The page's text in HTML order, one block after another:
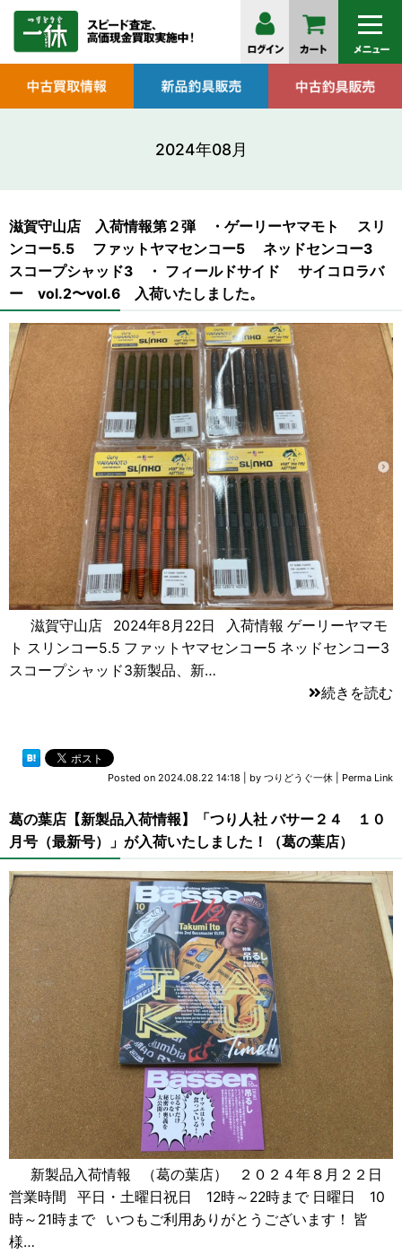
2024年08月
滋賀守山店 入荷情報第２弾 ・ゲーリーヤマモト スリ
ンコー5.5 ファットヤマセンコー5 ネッドセンコー3
スコープシャッド3 ・ フィールドサイド サイコロラバ
ー vol.2〜vol.6 入荷いたしました。
滋賀守山店 2024年8月22日 入荷情報 ゲーリーヤマモ
ト スリンコー5.5 ファットヤマセンコー5 ネッドセンコー3
スコープシャッド3新製品、新…
続きを読む
Posted on 2024.08.22 14:18 by つりどうぐ一休 Perma Link
葛の葉店【新製品入荷情報】「つり人社 バサー２４ １０
月号（最新号）」が入荷いたしました！（葛の葉店）
新製品入荷情報 （葛の葉店） ２０２４年８月２２日
営業時間 平日・土曜日祝日 12時～22時まで 日曜日 10
時～21時まで いつもご利用ありがとうございます！ 皆
様…